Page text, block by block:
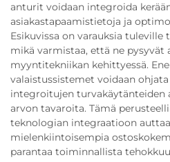
anturit voidaan integroida
asiakastapaamistietoja ja
Esikuvissa on varauksia
mikä varmistaa, että ne pysyvät
myyntitekniikan kehittyessä.
valaistussistemet voidaan
integroitujen turvakäytänteiden
arvon tavaroita. Tämä
teknologian integraatioon
mielenkiintoisempia
parantaa toiminnallista